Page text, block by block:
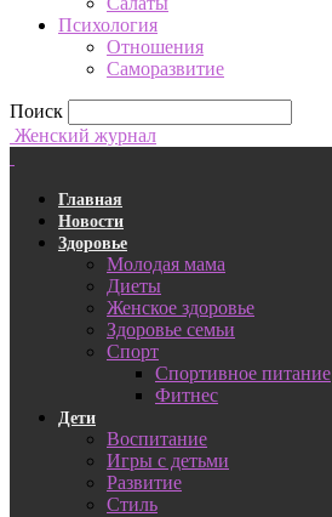
Психология
Отношения
Саморазвитие
Поиск
Женский журнал
Главная
Новости
Здоровье
Молодая мама
Диеты
Женское здоровье
Здоровье семьи
Спорт
Спортивное питание
Фитнес
Дети
Воспитание
Игры с детьми
Развитие
Стиль